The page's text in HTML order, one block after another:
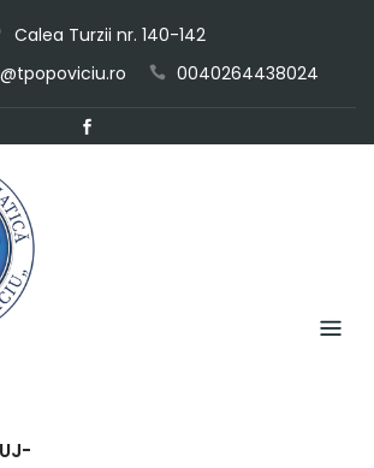
Calea Turzii nr. 140-142
0040264438024